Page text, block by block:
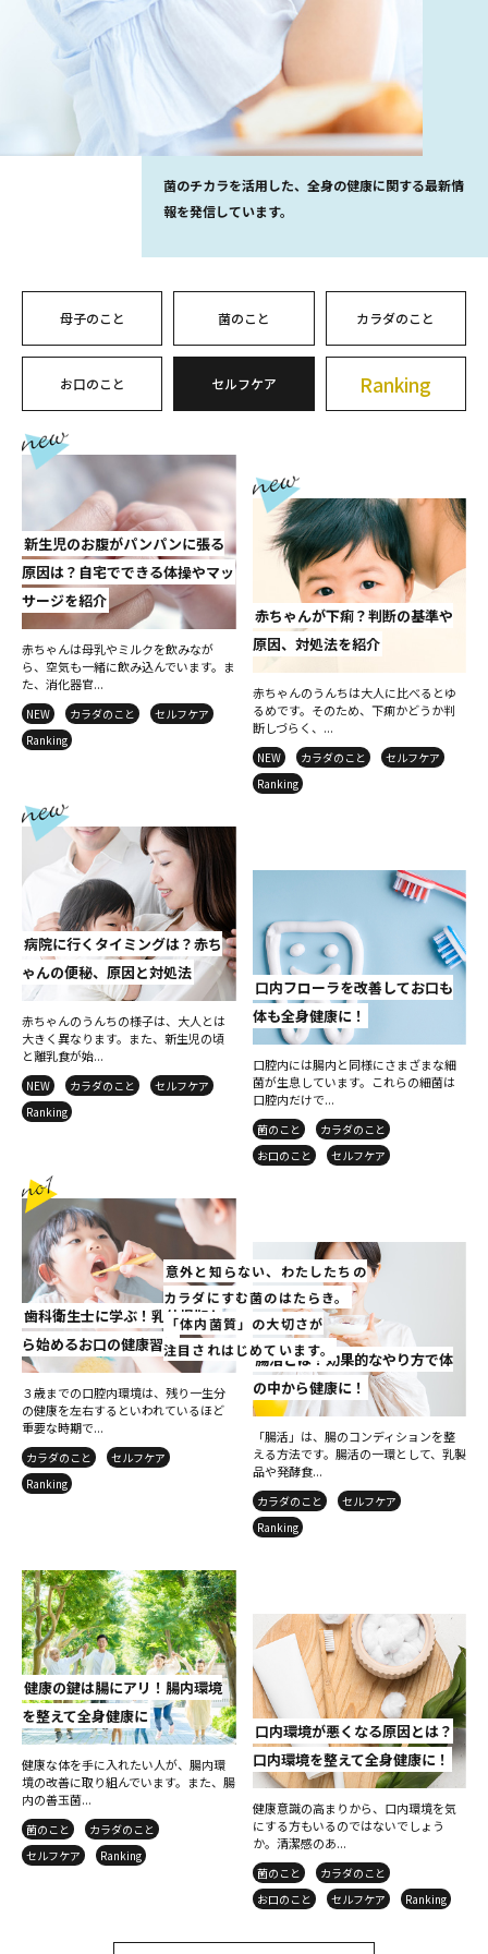
意外と知らない、わたしたちの
カラダにすむ菌のはたらき。
「体内菌質」の大切さが
注目されはじめています。
菌のチカラを活用した、全身の健康に関する最新情
報を発信しています。
母子のこと 菌のこと カラダのこと
お口のこと セルフケア Ranking
新生児のお腹がパンパンに張る
原因は？自宅でできる体操やマッ
サージを紹介
赤ちゃんは母乳やミルクを飲みなが
ら、空気も一緒に飲み込んでいます。ま
た、消化器官...
NEW カラダのこと
セルフケア
Ranking
赤ちゃんが下痢？判断の基準や
原因、対処法を紹介
赤ちゃんのうんちは大人に比べるとゆ
るめです。そのため、下痢かどうか判
断しづらく、...
NEW カラダのこと
セルフケア
Ranking
病院に行くタイミングは？赤ち
ゃんの便秘、原因と対処法
赤ちゃんのうんちの様子は、大人とは
大きく異なります。また、新生児の頃
と離乳食が始...
NEW カラダのこと
セルフケア
Ranking
口内フローラを改善してお口も
体も全身健康に！
口腔内には腸内と同様にさまざまな細
菌が生息しています。これらの細菌は
口腔内だけで...
菌のこと
カラダのこと
お口のこと
セルフケア
歯科衛生士に学ぶ！乳幼児期か
ら始めるお口の健康習慣
３歳までの口腔内環境は、残り一生分
の健康を左右するといわれているほど
重要な時期で...
カラダのこと
セルフケア
Ranking
腸活とは？効果的なやり方で体
の中から健康に！
「腸活」は、腸のコンディションを整
える方法です。腸活の一環として、乳製
品や発酵食...
カラダのこと
セルフケア
Ranking
健康の鍵は腸にアリ！腸内環境
を整えて全身健康に
健康な体を手に入れたい人が、腸内環
境の改善に取り組んでいます。また、腸
内の善玉菌...
菌のこと
カラダのこと
セルフケア
Ranking
口内環境が悪くなる原因とは？
口内環境を整えて全身健康に！
健康意識の高まりから、口内環境を気
にする方もいるのではないでしょう
か。清潔感のあ...
菌のこと
カラダのこと
お口のこと
セルフケア Ranking